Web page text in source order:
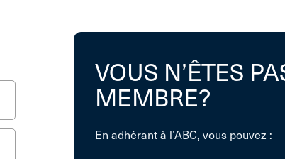
VOUS N’ÊTES
MEMBRE?
En adhérant à l’ABC, vous pouvez :